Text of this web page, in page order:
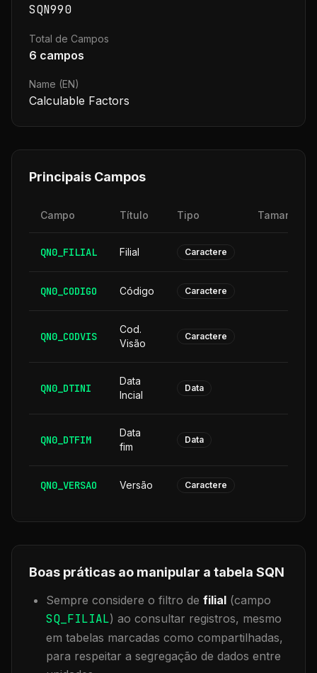
SQN990
Total de Campos
6 campos
Name (EN)
Calculable Factors
Principais Campos
Campo Título Tipo Tamanho
QN0_FILIAL Filial Caractere
QN0_CODIGO Código Caractere
QN0_CODVIS
Cod.
Visão
Caractere
QN0_DTINI
Data
Incial
Data
QN0_DTFIM
Data
fim
Data
QN0_VERSAO Versão Caractere
Boas práticas ao manipular a tabela SQN
Sempre considere o filtro de filial (campo
SQ_FILIAL) ao consultar registros, mesmo
em tabelas marcadas como compartilhadas,
para respeitar a segregação de dados entre